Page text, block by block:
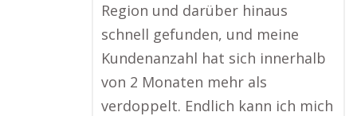
Region und darüber hinaus
schnell gefunden, und meine
Kundenanzahl hat sich innerhalb
von 2 Monaten mehr als
verdoppelt. Endlich kann ich mich